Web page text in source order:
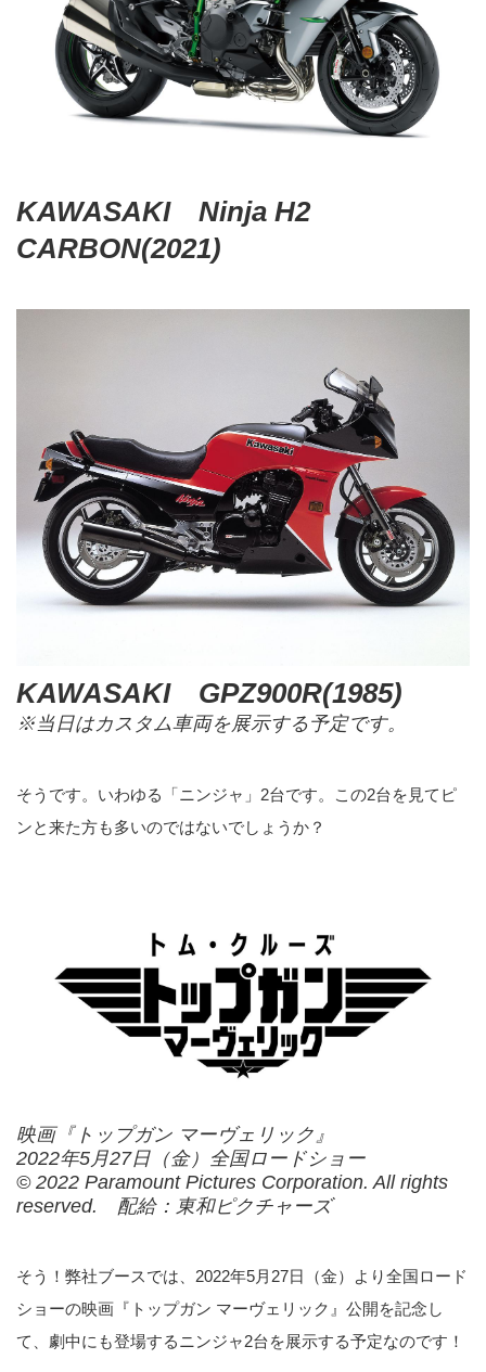
KAWASAKI Ninja H2
CARBON(2021)
KAWASAKI GPZ900R(1985)
※当日はカスタム車両を展示する予定です。
そうです。いわゆる「ニンジャ」2台です。この2台を見てピ
ンと来た方も多いのではないでしょうか？
映画『トップガン マーヴェリック』
2022年5月27日（金）全国ロードショー
© 2022 Paramount Pictures Corporation. All rights
reserved. 配給：東和ピクチャーズ
そう！弊社ブースでは、2022年5月27日（金）より全国ロード
ショーの映画『トップガン マーヴェリック』公開を記念し
て、劇中にも登場するニンジャ2台を展示する予定なのです！